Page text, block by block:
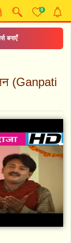
0
बनाएँ
(Ganpati